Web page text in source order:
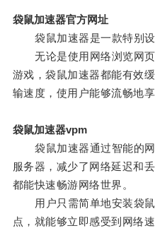
袋鼠加速器官方网址
袋鼠加速器是一款特别设
无论是使用网络浏览网页
游戏，袋鼠加速器都能有效
输速度，使用户能够流畅地享
袋鼠加速器vpm
袋鼠加速器通过智能的网
服务器，减少了网络延迟和
都能快速畅游网络世界。
用户只需简单地安装袋鼠
点，就能够立即感受到网络速